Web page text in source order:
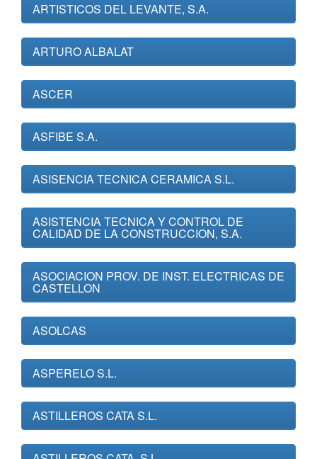
ARTISTICOS DEL LEVANTE, S.A.
ARTURO ALBALAT
ASCER
ASFIBE S.A.
ASISENCIA TECNICA CERAMICA S.L.
ASISTENCIA TECNICA Y CONTROL DE
CALIDAD DE LA CONSTRUCCION, S.A.
ASOCIACION PROV. DE INST. ELECTRICAS DE
CASTELLON
ASOLCAS
ASPERELO S.L.
ASTILLEROS CATA S.L.